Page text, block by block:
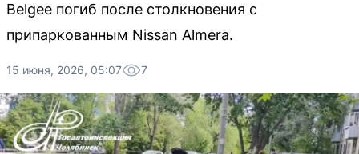
Belgee погиб после столкновения с
припаркованным Nissan Almera.
15 июня, 2026, 05:07 7